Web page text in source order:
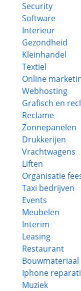
Security
Software
Interieur
Gezondheid
Kleinhandel
Textiel
Online
Webhosting
Grafisch en
Reclame
Zonnepanelen
Drukkerijen
Vrachtwagens
Liften
Organisatie
Taxi bedrijven
Events
Meubelen
Interim
Leasing
Restaurant
Bouwmateriaal
Iphone
Muziek